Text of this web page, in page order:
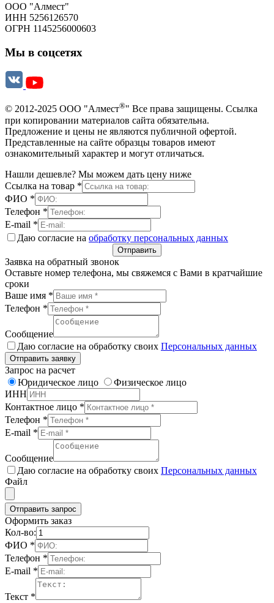
ООО "Алмест"
ИНН 5256126570
ОГРН 1145256000603
Мы в соцсетях
© 2012-2025 ООО "Алмест®" Все права защищены. Ссылка
при копировании материалов сайта обязательна.
Предложение и цены не являются публичной офертой.
Представленные на сайте образцы товаров имеют
ознакомительный характер и могут отличаться.
Нашли дешевле? Мы можем дать цену ниже
Ссылка на товар *
ФИО *
Телефон *
E-mail *
Даю согласие на обработку персональных данных
Отправить
Заявка на обратный звонок
Оставьте номер телефона, мы свяжемся с Вами в кратчайшие
сроки
Ваше имя *
Телефон *
Сообщение
Даю согласие на обработку своих Персональных данных
Отправить заявку
Запрос на расчет
Юридическое лицо
Физическое лицо
ИНН
Контактное лицо *
Телефон *
E-mail *
Сообщение
Даю согласие на обработку своих Персональных данных
Файл
Отправить запрос
Оформить заказ
Кол-во:
ФИО *
Телефон *
E-mail *
Текст *